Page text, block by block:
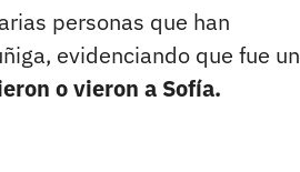
personas que han
evidenciando que fue un
o vieron a Sofía.